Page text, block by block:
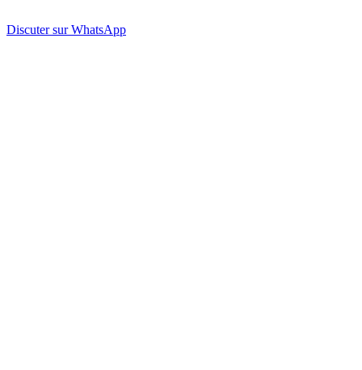
Discuter sur WhatsApp